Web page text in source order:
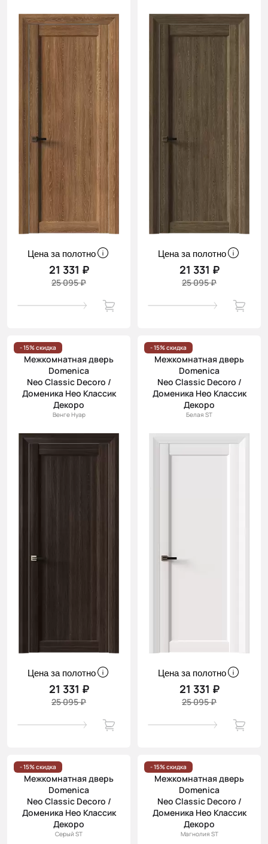
Цена за полотно
21 331 ₽
25 095 ₽
Цена за полотно
21 331 ₽
25 095 ₽
- 15% скидка
Межкомнатная дверь
Domenica
Neo Classic Decoro /
Доменика Нео Классик
Декоро
Венге Нуар
Цена за полотно
21 331 ₽
25 095 ₽
- 15% скидка
Межкомнатная дверь
Domenica
Neo Classic Decoro /
Доменика Нео Классик
Декоро
Белая ST
Цена за полотно
21 331 ₽
25 095 ₽
- 15% скидка
Межкомнатная дверь
Domenica
Neo Classic Decoro /
Доменика Нео Классик
Декоро
Серый ST
- 15% скидка
Межкомнатная дверь
Domenica
Neo Classic Decoro /
Доменика Нео Классик
Декоро
Магнолия ST